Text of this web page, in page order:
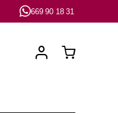
669 90 18 31